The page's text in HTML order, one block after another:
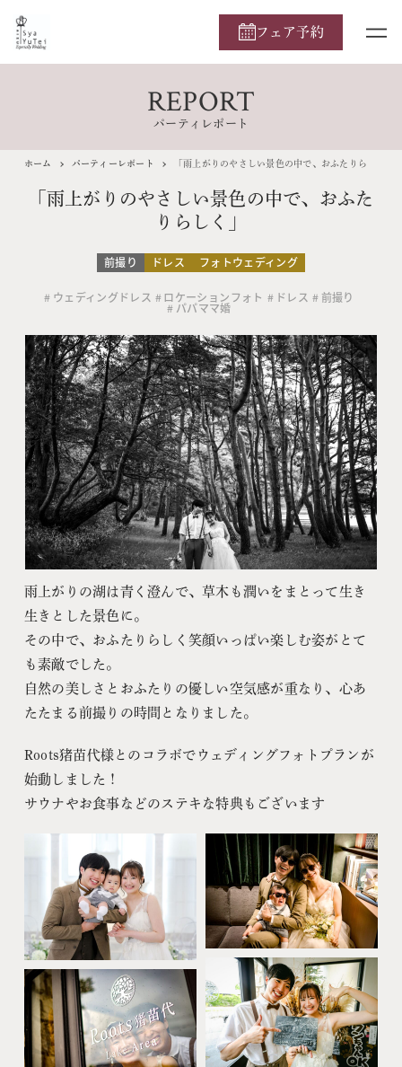
フェア予約
REPORT
パーティレポート
ホーム パーティーレポート 「雨上がりのやさしい景色の中で、おふたりらしく」
「雨上がりのやさしい景色の中で、おふた
りらしく」
前撮り ドレス フォトウェディング
ウェディングドレス ロケーションフォト ドレス 前撮り
パパママ婚
雨上がりの湖は青く澄んで、草木も潤いをまとって生き
生きとした景色に。
その中で、おふたりらしく笑顔いっぱい楽しむ姿がとて
も素敵でした。
自然の美しさとおふたりの優しい空気感が重なり、心あ
たたまる前撮りの時間となりました。
Roots猪苗代様とのコラボでウェディングフォトプランが
始動しました！
サウナやお食事などのステキな特典もございます